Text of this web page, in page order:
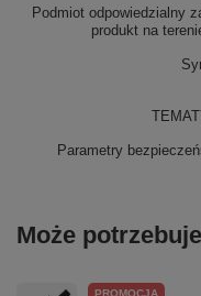
Podmiot odpowiedzialny
produkt na
Parametry
Może
PROMOCJA